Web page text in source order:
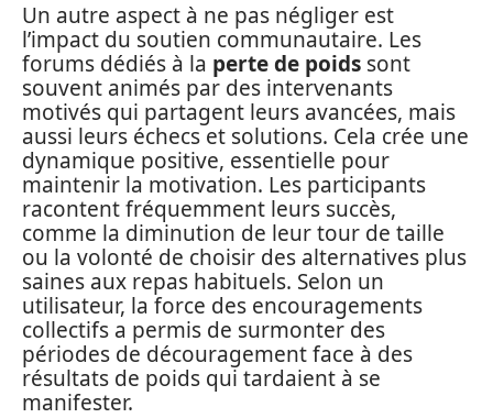
Un autre aspect à ne pas négliger est
l’impact du soutien communautaire. Les
forums dédiés à la perte de poids sont
souvent animés par des intervenants
motivés qui partagent leurs avancées, mais
aussi leurs échecs et solutions. Cela crée une
dynamique positive, essentielle pour
maintenir la motivation. Les participants
racontent fréquemment leurs succès,
comme la diminution de leur tour de taille
ou la volonté de choisir des alternatives plus
saines aux repas habituels. Selon un
utilisateur, la force des encouragements
collectifs a permis de surmonter des
périodes de découragement face à des
résultats de poids qui tardaient à se
manifester.